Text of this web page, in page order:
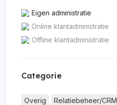
Eigen administratie
Online klantadministratie
Offline klantadministratie
Categorie
Overig Relatiebeheer/CRM